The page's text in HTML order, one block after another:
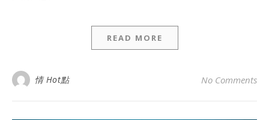
READ MORE
情 Hot點 No Comments